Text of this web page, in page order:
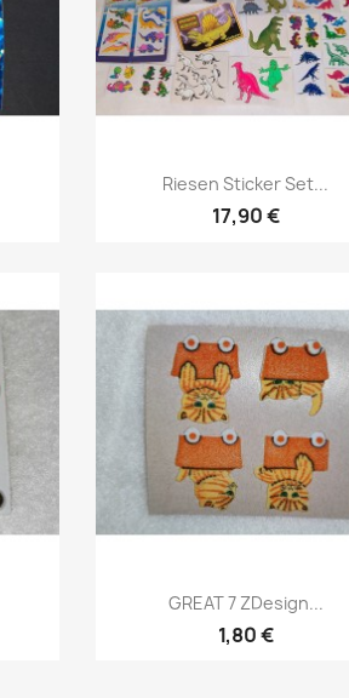
Riesen Sticker Set...
17,90 €
GREAT 7 ZDesign...
1,80 €